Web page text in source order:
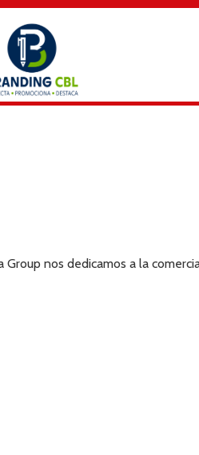
Group nos dedicamos a la